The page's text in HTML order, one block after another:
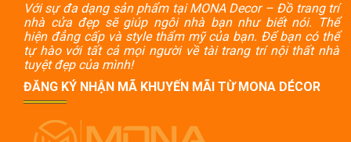
Với sự đa dạng sản phẩm tại MONA Decor – Đồ trang trí
nhà cửa đẹp sẽ giúp ngôi nhà bạn như biết nói. Thể
hiện đẳng cấp và style thẩm mỹ của bạn. Để bạn có thể
tự hào với tất cả mọi người về tài trang trí nội thất nhà
tuyệt đẹp của mình!
ĐĂNG KÝ NHẬN MÃ KHUYẾN MÃI TỪ MONA DÉCOR